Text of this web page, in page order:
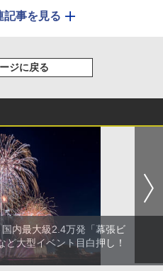
記事を見る
ジに戻る
内最大級2.4万発「幕張ビ
ど大型イベント目白押し！